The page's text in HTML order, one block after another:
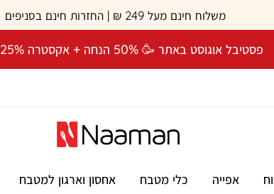
משלוח חינם מעל 249 ₪ | החזרות חינם בסניפים
פסטיבל אוגוסט באתר 🥳 50% הנחה + אקסטרה 25% על היתרה! 🎉
אפייה כלי מטבח אחסון וארגון למטבח